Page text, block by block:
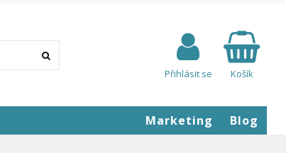
Přihlásit se Košík
Blog
Marketing